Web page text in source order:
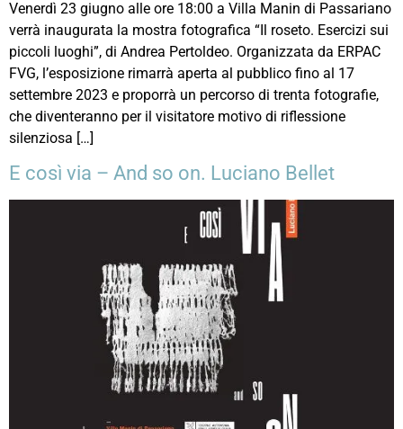
Venerdì 23 giugno alle ore 18:00 a Villa Manin di Passariano
verrà inaugurata la mostra fotografica “Il roseto. Esercizi sui
piccoli luoghi”, di Andrea Pertoldeo. Organizzata da ERPAC
FVG, l’esposizione rimarrà aperta al pubblico fino al 17
settembre 2023 e proporrà un percorso di trenta fotografie,
che diventeranno per il visitatore motivo di riflessione
silenziosa […]
E così via – And so on. Luciano Bellet